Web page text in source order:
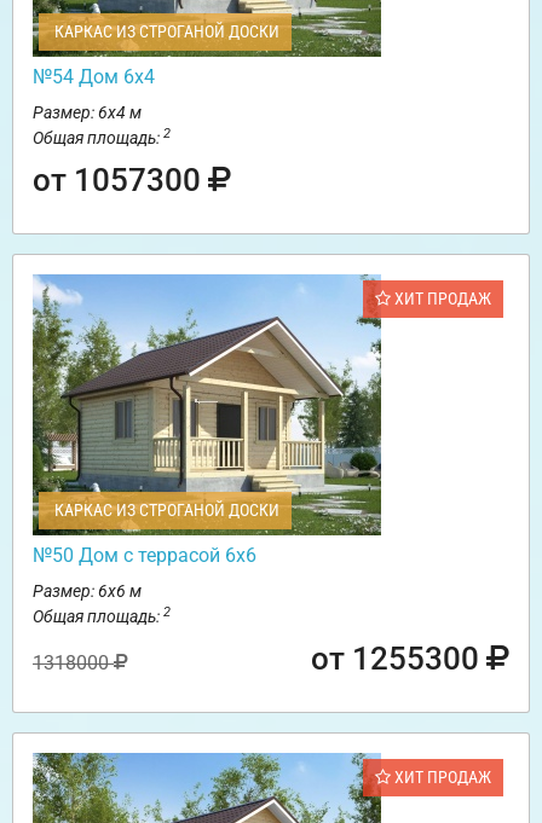
КАРКАС ИЗ СТРОГАНОЙ ДОСКИ
№54 Дом 6х4
Размер: 6х4 м
Общая площадь: 2
от 1057300
ХИТ ПРОДАЖ
КАРКАС ИЗ СТРОГАНОЙ ДОСКИ
№50 Дом с террасой 6х6
Размер: 6х6 м
Общая площадь: 2
1318000 от 1255300
ХИТ ПРОДАЖ